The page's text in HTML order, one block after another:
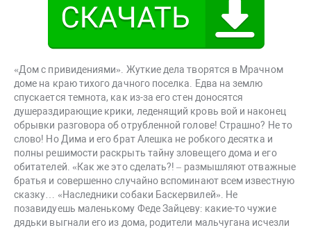
«Дом с привидениями». Жуткие дела творятся в Мрачном
доме на краю тихого дачного поселка. Едва на землю
спускается темнота, как из-за его стен доносятся
душераздирающие крики, леденящий кровь вой и наконец
обрывки разговора об отрубленной голове! Страшно? Не то
слово! Но Дима и его брат Алешка не робкого десятка и
полны решимости раскрыть тайну зловещего дома и его
обитателей. «Как же это сделать?! – размышляют отважные
братья и совершенно случайно вспоминают всем известную
сказку… «Наследники собаки Баскервилей». Не
позавидуешь маленькому Феде Зайцеву: какие-то чужие
дядьки выгнали его из дома, родители мальчугана исчезли